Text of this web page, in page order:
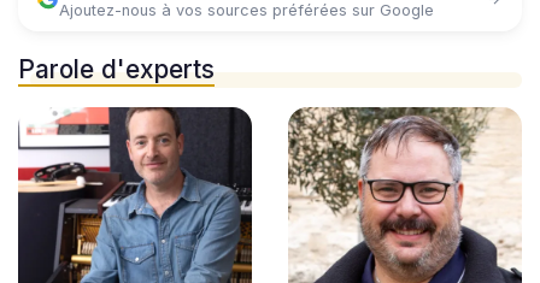
Ajoutez-nous à vos sources préférées sur Google
Parole d'experts